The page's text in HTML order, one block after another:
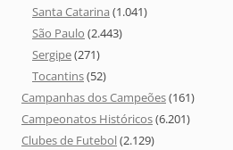
Santa Catarina (1.041)
São Paulo (2.443)
Sergipe(271)
Tocantins(52)
Campanhas dos Campeões(161)
Campeonatos Históricos(6.201)
Clubes de Futebol(2.129)